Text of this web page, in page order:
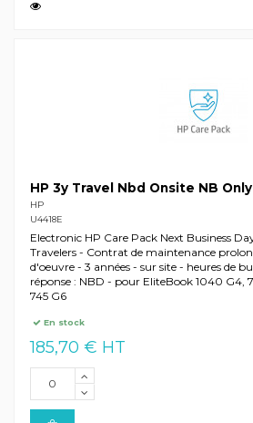
HP 3y Travel Nbd Onsite NB Only
HP
U4418E
Electronic HP Care Pack Next Business
Travelers - Contrat de maintenance
d'oeuvre - 3 années - sur site - heures de
réponse : NBD - pour EliteBook 1040 G4,
745 G6
En stock
185,70 € HT